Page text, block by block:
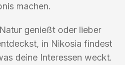
machen.
genießt oder lieber
in Nikosia findest
deine Interessen weckt.